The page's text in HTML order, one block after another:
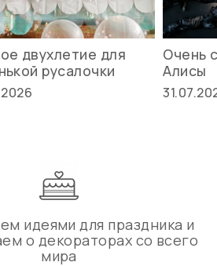
двухлетие для
русалочки
Очень
Алисы
идеями для праздника и
о декораторах со всего
мира